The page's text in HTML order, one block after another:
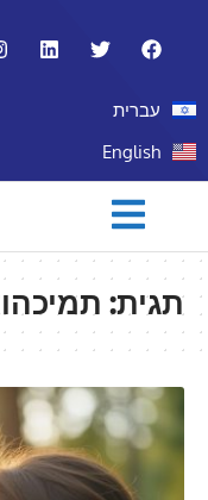
עברית
English
תגית: